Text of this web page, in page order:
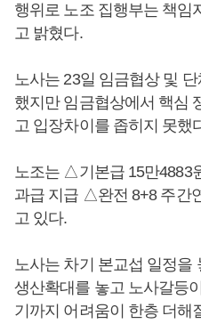
행위로 노조 집행부는 책임
고 밝혔다.
노사는 23일 임금협상 및
했지만 임금협상에서 핵심
고 입장차이를 좁히지 못했
노조는 △기본급 15만4883
과급 지급 △완전 8+8 주간
고 있다.
노사는 차기 본교섭 일정을
생산확대를 놓고 노사갈등
기까지 어려움이 한층 더해